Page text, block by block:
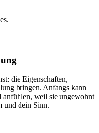
die Eigenschaften,
bringen. Anfangs kann
anfühlen, weil sie ungewohnt
und dein Sinn.